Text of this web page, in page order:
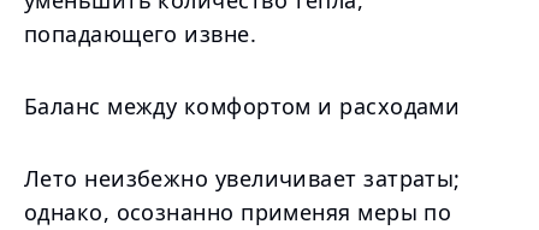
попадающего извне.
Баланс между комфортом и расходами
Лето неизбежно увеличивает затраты;
однако, осознанно применяя меры по